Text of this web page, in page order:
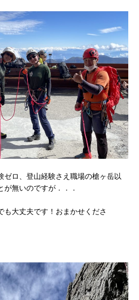
ゼロ、登山経験さえ職場の槍ヶ岳以
が無いのですが．．．
も大丈夫です！おまかせくださ